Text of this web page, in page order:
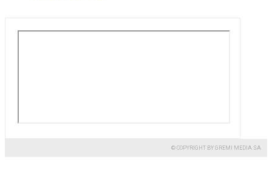
© COPYRIGHT BY GREMI MEDIA SA